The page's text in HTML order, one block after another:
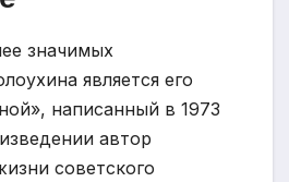
значимых
является его
написанный в 1973
автор
советского